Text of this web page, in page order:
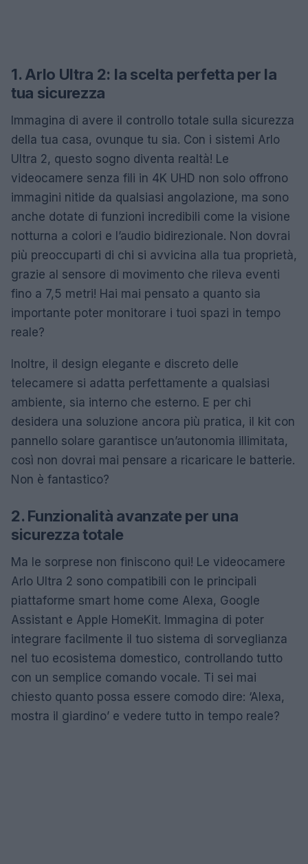
1. Arlo Ultra 2: la scelta perfetta per la
tua sicurezza
Immagina di avere il controllo totale sulla sicurezza
della tua casa, ovunque tu sia. Con i sistemi Arlo
Ultra 2, questo sogno diventa realtà! Le
videocamere senza fili in 4K UHD non solo offrono
immagini nitide da qualsiasi angolazione, ma sono
anche dotate di funzioni incredibili come la visione
notturna a colori e l’audio bidirezionale. Non dovrai
più preoccuparti di chi si avvicina alla tua proprietà,
grazie al sensore di movimento che rileva eventi
fino a 7,5 metri! Hai mai pensato a quanto sia
importante poter monitorare i tuoi spazi in tempo
reale?
Inoltre, il design elegante e discreto delle
telecamere si adatta perfettamente a qualsiasi
ambiente, sia interno che esterno. E per chi
desidera una soluzione ancora più pratica, il kit con
pannello solare garantisce un’autonomia illimitata,
così non dovrai mai pensare a ricaricare le batterie.
Non è fantastico?
2. Funzionalità avanzate per una
sicurezza totale
Ma le sorprese non finiscono qui! Le videocamere
Arlo Ultra 2 sono compatibili con le principali
piattaforme smart home come Alexa, Google
Assistant e Apple HomeKit. Immagina di poter
integrare facilmente il tuo sistema di sorveglianza
nel tuo ecosistema domestico, controllando tutto
con un semplice comando vocale. Ti sei mai
chiesto quanto possa essere comodo dire: ‘Alexa,
mostra il giardino’ e vedere tutto in tempo reale?